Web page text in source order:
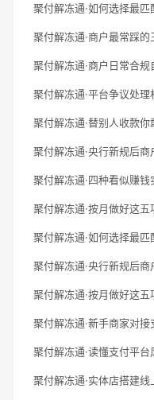
聚付解冻通·如何选择最
聚付解冻通·商户最常踩
聚付解冻通·商户日常合规
聚付解冻通·平台争议处
聚付解冻通·替别人收款
聚付解冻通·央行新规后
聚付解冻通·四种看似赚
聚付解冻通·按月做好这
聚付解冻通·如何选择最
聚付解冻通·央行新规后
聚付解冻通·按月做好这
聚付解冻通·新手商家对
聚付解冻通·读懂支付平
聚付解冻通·实体店搭建